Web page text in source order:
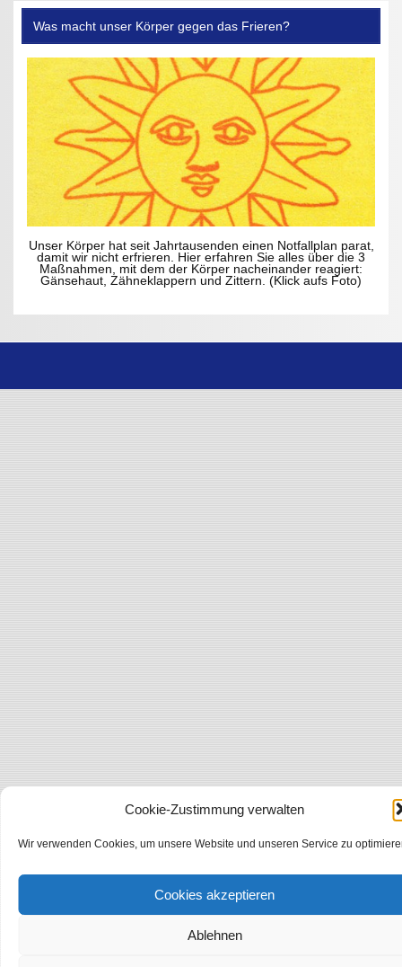
Cookie-Zustimmung verwalten
Wir verwenden Cookies, um unsere Website und unseren Service zu
Cookies akzeptieren
Ablehnen
Was macht unser Körper gegen das Frieren?
Unser Körper hat seit Jahrtausenden einen Notfallplan parat,
damit wir nicht erfrieren. Hier erfahren Sie alles über die 3
Maßnahmen, mit dem der Körper nacheinander reagiert:
Gänsehaut, Zähneklappern und Zittern. (Klick aufs Foto)